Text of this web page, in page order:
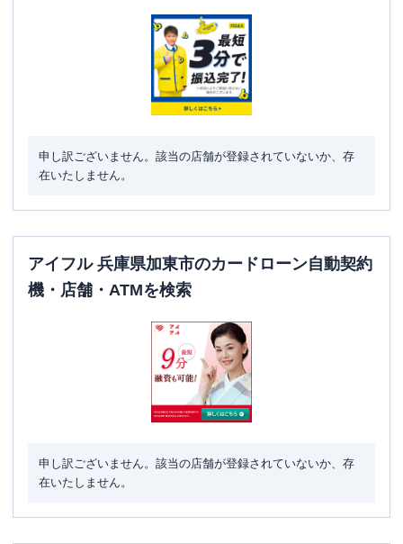
申し訳ございません。該当の店舗が登録されていないか、存
在いたしません。
アイフル 兵庫県加東市のカードローン自動契約
機・店舗・ATMを検索
申し訳ございません。該当の店舗が登録されていないか、存
在いたしません。